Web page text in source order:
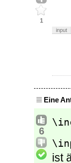
1
input
Eine
6
ist